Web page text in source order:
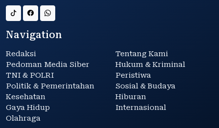
Navigation
Redaksi
Tentang Kami
Pedoman Media Siber
Hukum & Kriminal
TNI & POLRI
Peristiwa
Politik & Pemerintahan
Sosial & Budaya
Kesehatan
Hiburan
Gaya Hidup
Internasional
Olahraga